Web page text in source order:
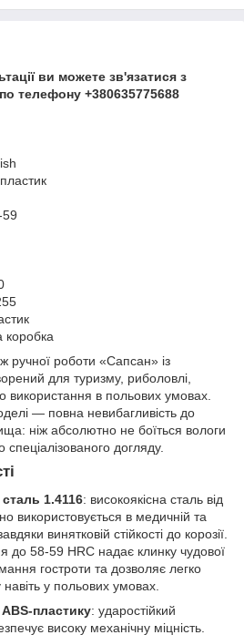
ви можете зв'язатися з
телефону +380635775688
59
коробка
ручної роботи «Сапсан» із
для туризму, риболовлі,
в польових умовах.
— повна невибагливість до
ніж абсолютно не боїться вологи
догляду.
1.4116: високоякісна сталь від
використовується в медичній та
винятковій стійкості до корозії.
до 58-59 HRC надає клинку чудової
гостроти та дозволяє легко
у польових умовах.
пластику: ударостійкий
високу механічну міцність.